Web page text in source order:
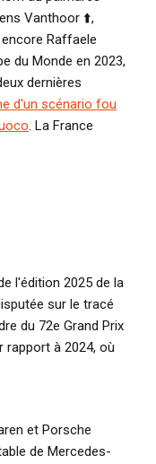
Vanthoor ⬆️,
Raffaele
du Monde en 2023,
dernières
d'un scénario fou
. La France
l'édition 2025 de la
sur le tracé
du 72e Grand Prix
rapport à 2024, où
et Porsche
de Mercedes-